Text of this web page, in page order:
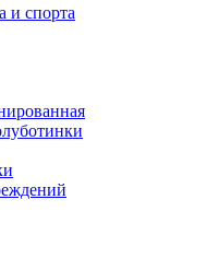
и спорта